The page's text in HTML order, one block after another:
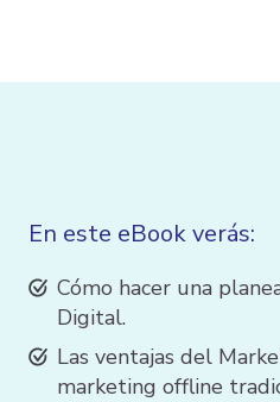
En este eBook verás:
Cómo hacer una
Digital.
Las ventajas del
marketing offline